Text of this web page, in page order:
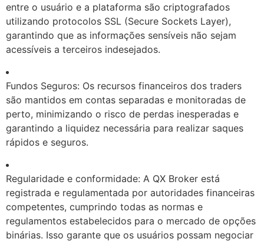
entre o usuário e a plataforma são criptografados
utilizando protocolos SSL (Secure Sockets Layer),
garantindo que as informações sensíveis não sejam
acessíveis a terceiros indesejados.
Fundos Seguros: Os recursos financeiros dos traders
são mantidos em contas separadas e monitoradas de
perto, minimizando o risco de perdas inesperadas e
garantindo a liquidez necessária para realizar saques
rápidos e seguros.
Regularidade e conformidade: A QX Broker está
registrada e regulamentada por autoridades financeiras
competentes, cumprindo todas as normas e
regulamentos estabelecidos para o mercado de opções
binárias. Isso garante que os usuários possam negociar